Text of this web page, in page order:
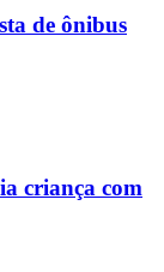
de ônibus
criança com